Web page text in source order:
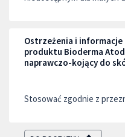
Ostrzeżenia i
produktu Bioderma
naprawczo-kojący do
Stosować zgodnie z